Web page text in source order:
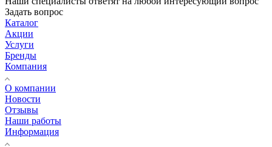
Задать вопрос
Каталог
Акции
Услуги
Бренды
Компания
О компании
Новости
Отзывы
Наши работы
Информация